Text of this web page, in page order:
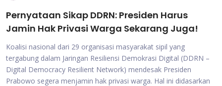
Pernyataan Sikap DDRN: Presiden Harus
Jamin Hak Privasi Warga Sekarang Juga!
Koalisi nasional dari 29 organisasi masyarakat sipil yang
tergabung dalam Jaringan Resiliensi Demokrasi Digital (DDRN –
Digital Democracy Resilient Network) mendesak Presiden
Prabowo segera menjamin hak privasi warga. Hal ini didasarkan